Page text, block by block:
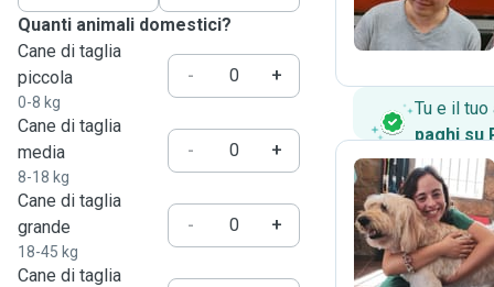
Quanti animali domestici?
Cane di taglia
piccola
0-8 kg
- +
Cane di taglia
media
8-18 kg
- +
Cane di taglia
grande
18-45 kg
- +
Cane di taglia
Tu e il
paghi su
A